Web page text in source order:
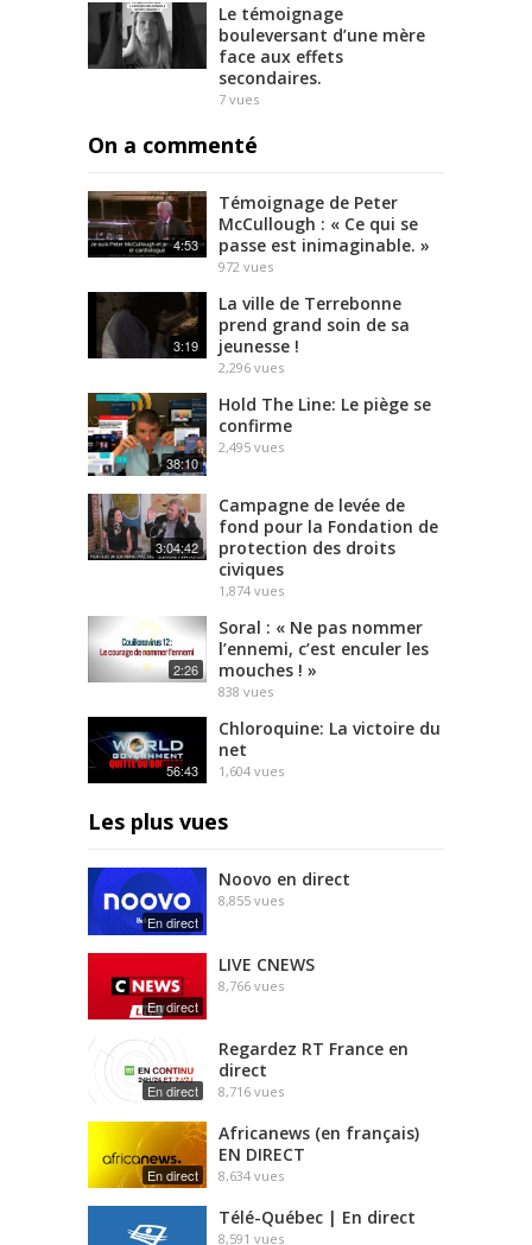
Le témoignage
bouleversant d’une mère
face aux effets
secondaires.
7 vues
On a commenté
4:53
Témoignage de Peter
McCullough : « Ce qui se
passe est inimaginable. »
972 vues
3:19
La ville de Terrebonne
prend grand soin de sa
jeunesse !
2,296 vues
38:10
Hold The Line: Le piège se
confirme
2,495 vues
3:04:42
Campagne de levée de
fond pour la Fondation de
protection des droits
civiques
1,874 vues
2:26
Soral : « Ne pas nommer
l’ennemi, c’est enculer les
mouches ! »
838 vues
56:43
Chloroquine: La victoire du
net
1,604 vues
Les plus vues
En direct
Noovo en direct
8,855 vues
En direct
LIVE CNEWS
8,766 vues
En direct
Regardez RT France en
direct
8,716 vues
En direct
Africanews (en français)
EN DIRECT
8,634 vues
Télé-Québec | En direct
8,591 vues